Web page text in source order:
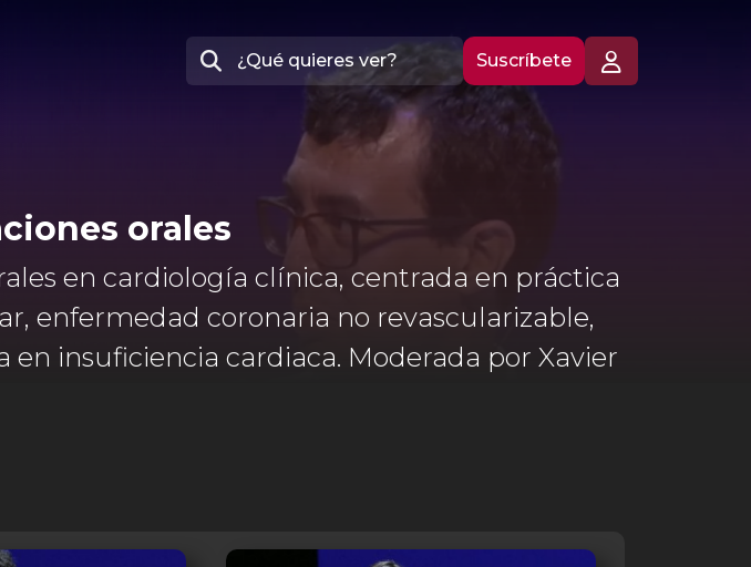
Suscríbete
orales
en cardiología clínica, centrada en práctica
enfermedad coronaria no revascularizable,
insuficiencia cardiaca. Moderada por Xavier